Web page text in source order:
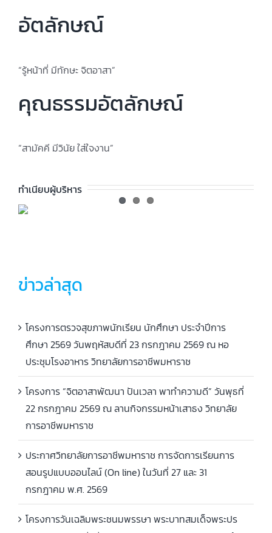
อัตลักษณ์
“รู้หน้าที่ มีทักษะ จิตอาสา”
คุณธรรมอัตลักษณ์
“สามัคคี มีวินัย ใส่ใจงาน”
ทำเนียบผู้บริหาร
ข่าวล่าสุด
โครงการตรวจสุขภาพนักเรียน นักศึกษา ประจำปีการ
ศึกษา 2569 วันพฤหัสบดีที่ 23 กรกฎาคม 2569 ณ หอ
ประชุมโรงอาหาร วิทยาลัยการอาชีพมหาราช
โครงการ “จิตอาสาพัฒนา ปันเวลา พาทำความดี” วันพุธที่
22 กรกฎาคม 2569 ณ ลานกิจกรรมหน้าเสาธง วิทยาลัย
การอาชีพมหาราช
ประกาศวิทยาลัยการอาชีพมหาราช การจัดการเรียนการ
สอนรูปแบบออนไลน์ (On line) ในวันที่ 27 และ 31
กรกฎาคม พ.ศ. 2569
โครงการวันเฉลิมพระชนมพรรษา พระบาทสมเด็จพระปร